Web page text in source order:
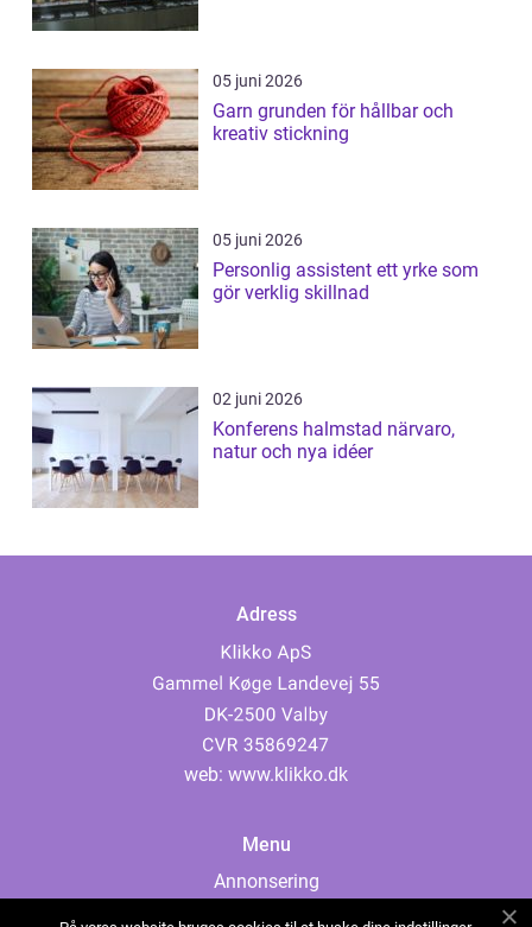
05 juni 2026
Garn grunden för hållbar och
kreativ stickning
05 juni 2026
Personlig assistent ett yrke som
gör verklig skillnad
02 juni 2026
Konferens halmstad närvaro,
natur och nya idéer
Adress
web: www.klikko.dk
Menu
Annonsering